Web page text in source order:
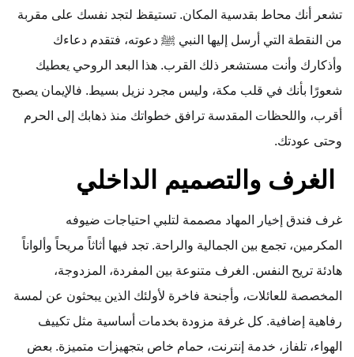
تشعر أنك محاط بقدسية المكان. تستيقظ لتجد نفسك على مقربة
من النقطة التي أرسل إليها النبي ﷺ دعوته، فتقدم دعاءك
وأذكارك وأنت مستشعر ذلك القرب. هذا البعد الروحي يعطيك
شعورًا بأنك في قلب مكة، وليس مجرد نزيل بسيط. فالإيمان يصبح
أقرب، واللحظات المقدسة ترافق خطواتك منذ ذهابك إلى الحرم
وحتى عودتك.
الغرف والتصميم الداخلي
غرف فندق إخيار المهاد مصممة لتلبي احتياجات ضيوفه
المكرمين، تجمع بين الجمالية والراحة. تجد فيها أثاثاً مريحاً وألواناً
هادئة تريح النفس. الغرف متنوعة بين المفردة، المزدوجة،
المخصصة للعائلات، وأجنحة فاخرة لأولئك الذين يبحثون عن لمسة
رفاهية إضافية. كل غرفة مزودة بخدمات أساسية مثل تكييف
الهواء، تلفاز، خدمة إنترنت، حمام خاص بتجهيزات متميزة. بعض